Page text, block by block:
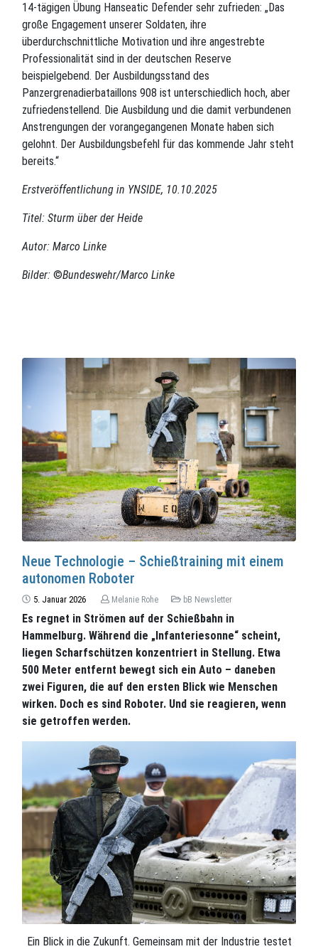
14-tägigen Übung Hanseatic Defender sehr zufrieden: „Das
große Engagement unserer Soldaten, ihre
überdurchschnittliche Motivation und ihre angestrebte
Professionalität sind in der deutschen Reserve
beispielgebend. Der Ausbildungsstand des
Panzergrenadierbataillons 908 ist unterschiedlich hoch, aber
zufriedenstellend. Die Ausbildung und die damit verbundenen
Anstrengungen der vorangegangenen Monate haben sich
gelohnt. Der Ausbildungsbefehl für das kommende Jahr steht
bereits.“
Erstveröffentlichung in YNSIDE, 10.10.2025
Titel: Sturm über der Heide
Autor: Marco Linke
Bilder: ©Bundeswehr/Marco Linke
Neue Technologie – Schießtraining mit einem
autonomen Roboter
5. Januar 2026 Melanie Rohe bB Newsletter
Es regnet in Strömen auf der Schießbahn in
Hammelburg. Während die „Infanteriesonne“ scheint,
liegen Scharfschützen konzentriert in Stellung. Etwa
500 Meter entfernt bewegt sich ein Auto – daneben
zwei Figuren, die auf den ersten Blick wie Menschen
wirken. Doch es sind Roboter. Und sie reagieren, wenn
sie getroffen werden.
Ein Blick in die Zukunft. Gemeinsam mit der Industrie testet